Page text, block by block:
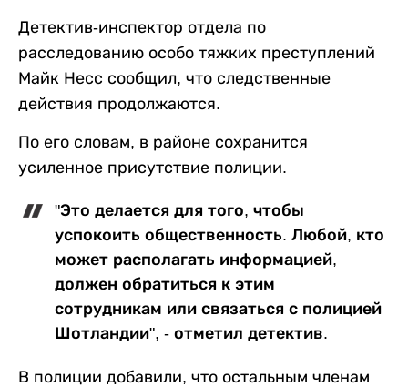
Детектив-инспектор отдела по
расследованию особо тяжких преступлений
Майк Несс сообщил, что следственные
действия продолжаются.
По его словам, в районе сохранится
усиленное присутствие полиции.
"Это делается для того, чтобы
успокоить общественность. Любой, кто
может располагать информацией,
должен обратиться к этим
сотрудникам или связаться с полицией
Шотландии", - отметил детектив.
В полиции добавили, что остальным членам